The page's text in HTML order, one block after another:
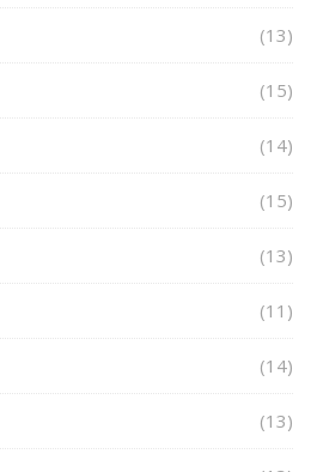
(13)
(15)
(14)
(15)
(13)
(11)
(14)
(13)